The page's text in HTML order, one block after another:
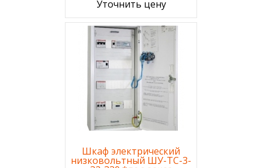
Уточнить цену
Шкаф электрический
низковольтный ШУ-ТС-3-